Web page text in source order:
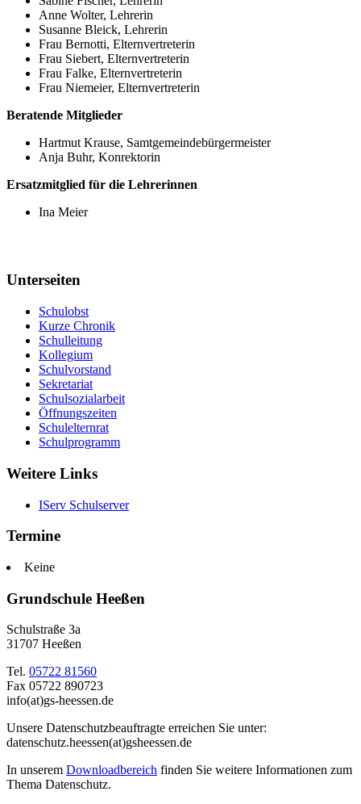
Anne Wolter, Lehrerin
Susanne Bleick, Lehrerin
Frau Bernotti, Elternvertreterin
Frau Siebert, Elternvertreterin
Frau Falke, Elternvertreterin
Frau Niemeier, Elternvertreterin
Beratende Mitglieder
Hartmut Krause, Samtgemeindebürgermeister
Anja Buhr, Konrektorin
Ersatzmitglied für die Lehrerinnen
Ina Meier
Unterseiten
Schulobst
Kurze Chronik
Schulleitung
Kollegium
Schulvorstand
Sekretariat
Schulsozialarbeit
Öffnungszeiten
Schulelternrat
Schulprogramm
Weitere Links
IServ Schulserver
Termine
Keine
Grundschule Heeßen
Schulstraße 3a
31707 Heeßen
Tel. 05722 81560
Fax 05722 890723
info(at)gs-heessen.de
Unsere Datenschutzbeauftragte erreichen Sie unter:
datenschutz.heessen(at)gsheessen.de
In unserem Downloadbereich finden Sie weitere Informationen zum
Thema Datenschutz.